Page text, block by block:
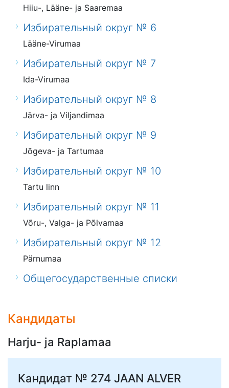
Hiiu-, Lääne- ja Saaremaa
Избирательный округ № 6
Lääne-Virumaa
Избирательный округ № 7
Ida-Virumaa
Избирательный округ № 8
Järva- ja Viljandimaa
Избирательный округ № 9
Jõgeva- ja Tartumaa
Избирательный округ № 10
Tartu linn
Избирательный округ № 11
Võru-, Valga- ja Põlvamaa
Избирательный округ № 12
Pärnumaa
Общегосударственные списки
Кандидаты
Harju- ja Raplamaa
Кандидат № 274 JAAN ALVER